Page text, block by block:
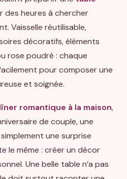
des heures à chercher
Vaisselle réutilisable,
décoratifs, éléments
rose poudré : chaque
pour composer une
et soignée.
romantique à la maison,
de couple, une
une surprise
le même : créer un décor
Une belle table n’a pas